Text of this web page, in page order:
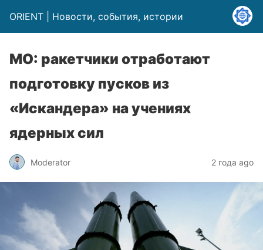
ORIENT | Новости, события, истории
МО: ракетчики отработают
подготовку пусков из
«Искандера» на учениях
ядерных сил
Moderator 2 года ago